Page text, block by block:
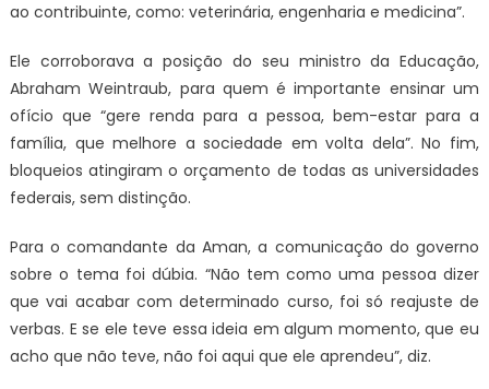
ao contribuinte, como: veterinária, engenharia e medicina”.
Ele corroborava a posição do seu ministro da Educação,
Abraham Weintraub, para quem é importante ensinar um
ofício que “gere renda para a pessoa, bem-estar para a
família, que melhore a sociedade em volta dela”. No fim,
bloqueios atingiram o orçamento de todas as universidades
federais, sem distinção.
Para o comandante da Aman, a comunicação do governo
sobre o tema foi dúbia. “Não tem como uma pessoa dizer
que vai acabar com determinado curso, foi só reajuste de
verbas. E se ele teve essa ideia em algum momento, que eu
acho que não teve, não foi aqui que ele aprendeu”, diz.